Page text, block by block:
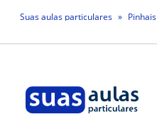
Suas aulas particulares
Pinhais